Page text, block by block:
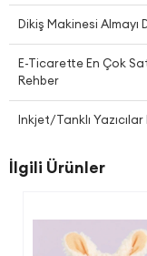
Dikiş Makinesi Almayı
E-Ticarette En Çok
Rehber
Inkjet/Tanklı Yazıcılar
İlgili Ürünler